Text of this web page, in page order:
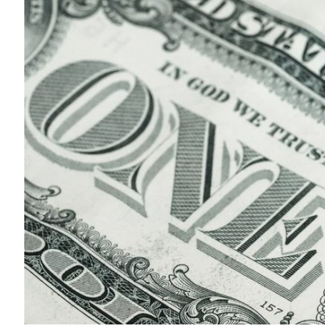
Notas Notas
Mundial 2026